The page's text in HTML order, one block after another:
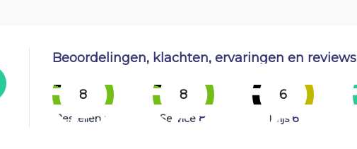
Beoordelingen, klachten, ervaringen en reviews
8
Bestellen 8
8
Service 8
6
Prijs 6